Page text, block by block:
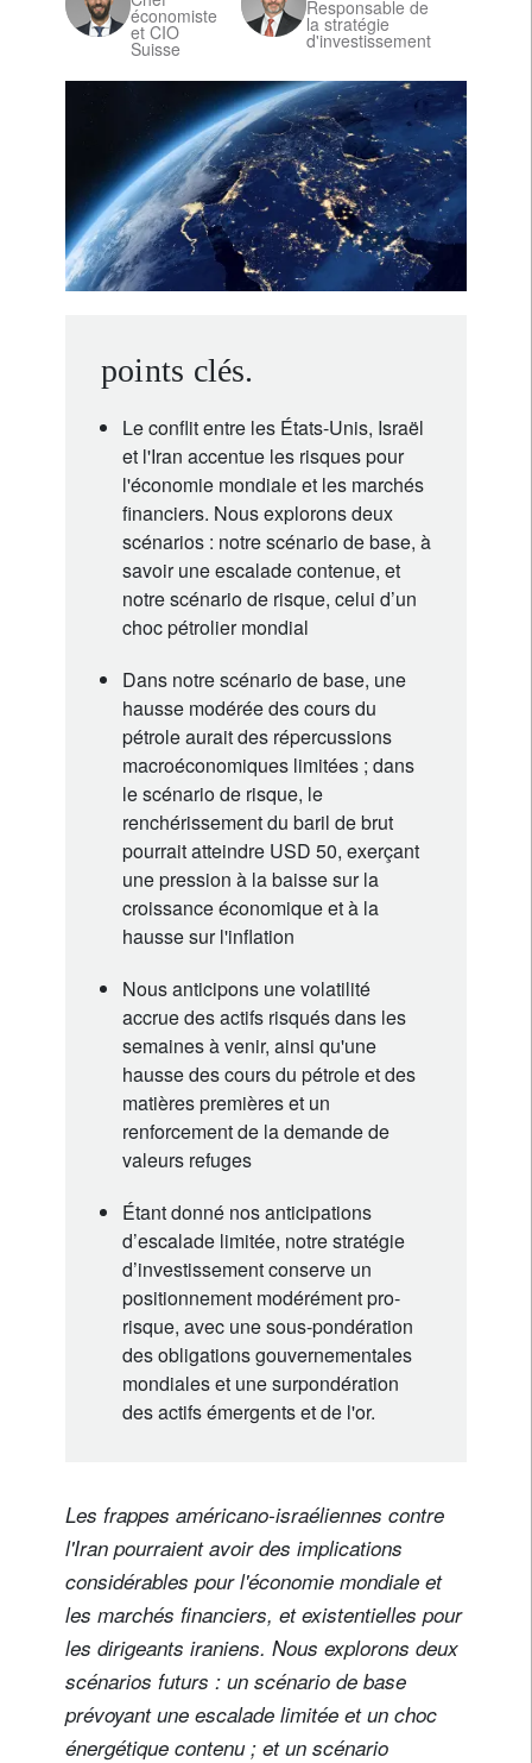
économiste
et CIO
Suisse
Responsable de
la stratégie
d'investissement
points clés.
Le conflit entre les États-Unis, Israël
et l'Iran accentue les risques pour
l'économie mondiale et les marchés
financiers. Nous explorons deux
scénarios : notre scénario de base, à
savoir une escalade contenue, et
notre scénario de risque, celui d’un
choc pétrolier mondial
Dans notre scénario de base, une
hausse modérée des cours du
pétrole aurait des répercussions
macroéconomiques limitées ; dans
le scénario de risque, le
renchérissement du baril de brut
pourrait atteindre USD 50, exerçant
une pression à la baisse sur la
croissance économique et à la
hausse sur l'inflation
Nous anticipons une volatilité
accrue des actifs risqués dans les
semaines à venir, ainsi qu'une
hausse des cours du pétrole et des
matières premières et un
renforcement de la demande de
valeurs refuges
Étant donné nos anticipations
d’escalade limitée, notre stratégie
d’investissement conserve un
positionnement modérément pro-
risque, avec une sous-pondération
des obligations gouvernementales
mondiales et une surpondération
des actifs émergents et de l'or.
Les frappes américano-israéliennes contre
l'Iran pourraient avoir des implications
considérables pour l'économie mondiale et
les marchés financiers, et existentielles pour
les dirigeants iraniens. Nous explorons deux
scénarios futurs : un scénario de base
prévoyant une escalade limitée et un choc
énergétique contenu ; et un scénario